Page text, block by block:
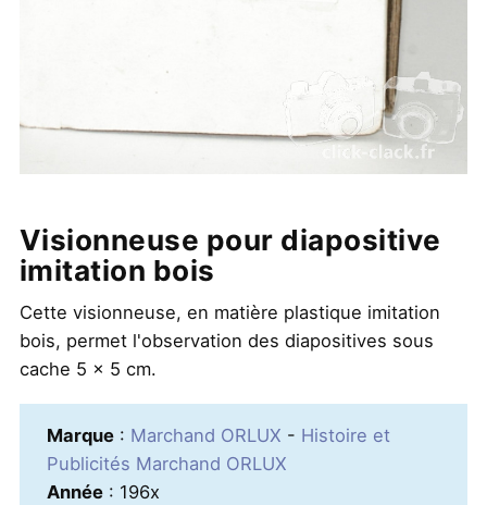
Visionneuse pour diapositive
imitation bois
Cette visionneuse, en matière plastique imitation
bois, permet l'observation des diapositives sous
cache 5 x 5 cm.
Marque: Marchand ORLUX - Histoire et
Publicités Marchand ORLUX
Année: 196x